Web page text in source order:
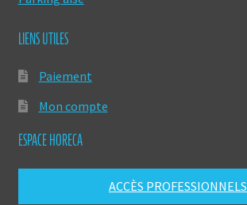
LIENS UTILES
Paiement
Mon compte
ESPACE HORECA
ACCÈS PROFESSIONNELS